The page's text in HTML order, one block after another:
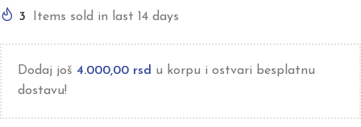
3 Items sold in last 14 days
Dodaj još 4.000,00 rsd u korpu i ostvari besplatnu
dostavu!